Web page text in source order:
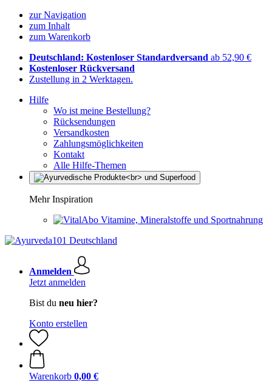
zur Navigation
zum Inhalt
zum Warenkorb
Deutschland: Kostenloser Standardversand ab 52,90 €
Kostenloser Rückversand
Zustellung in 2 Werktagen.
Hilfe
Wo ist meine Bestellung?
Rücksendungen
Versandkosten
Zahlungsmöglichkeiten
Kontakt
Alle Hilfe-Themen
Mehr Inspiration
Vitamine, Mineralstoffe und Sportnahrung
Anmelden
Jetzt anmelden
Bist du neu hier?
Konto erstellen
Warenkorb 0,00 €